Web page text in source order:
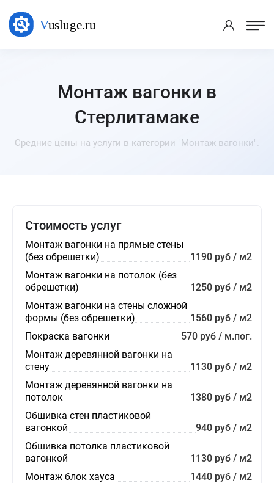
Монтаж вагонки в
Стерлитамаке
Средние цены на услуги в категории "Монтаж вагонки".
Стоимость услуг
Монтаж вагонки на прямые стены
(без обрешетки)
1190 руб / м2
Монтаж вагонки на потолок (без
обрешетки)
1250 руб / м2
Монтаж вагонки на стены сложной
формы (без обрешетки)
1560 руб / м2
Покраска вагонки
570 руб / м.пог.
Монтаж деревянной вагонки на
стену
1130 руб / м2
Монтаж деревянной вагонки на
потолок
1380 руб / м2
Обшивка стен пластиковой
вагонкой
940 руб / м2
Обшивка потолка пластиковой
вагонкой
1130 руб / м2
Монтаж блок хауса
1440 руб / м2